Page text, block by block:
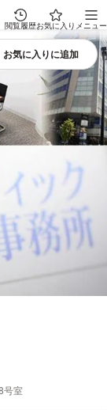
閲覧履歴お気に入り メニュー
号室